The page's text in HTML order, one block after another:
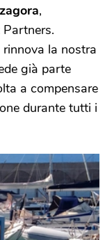
,
rinnova la nostra
già parte
a compensare
durante tutti i